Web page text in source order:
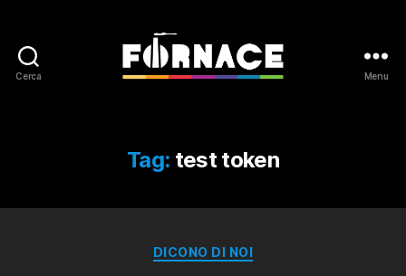
Cerca Menu
Tag: test token
Categorie
DICONO DI NOI